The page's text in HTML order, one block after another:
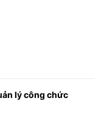
lý công chức